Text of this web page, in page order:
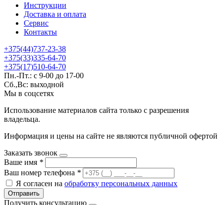
Инструкции
Доставка и оплата
Сервис
Контакты
+375(44)737-23-38
+375(33)335-64-70
+375(17)510-64-70
Пн.-Пт.: с 9-00 до 17-00
Сб.,Вс: выходной
Мы в соцсетях
Использование материалов сайта только с разрешения
владельца.
Информация и цены на сайте не являются публичной офертой
Заказать звонок
Ваше имя *
Ваш номер телефона *
Я согласен на обработку персональных данных
Отправить
Получить консультацию